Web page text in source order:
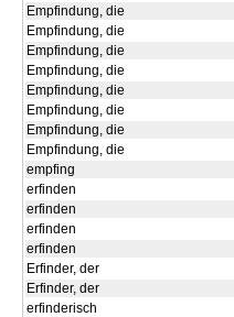
Empfindung, die
Empfindung, die
Empfindung, die
Empfindung, die
Empfindung, die
Empfindung, die
Empfindung, die
Empfindung, die
empfing
erfinden
erfinden
erfinden
erfinden
Erfinder, der
Erfinder, der
erfinderisch